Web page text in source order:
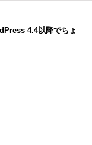
4.4以降でちょ